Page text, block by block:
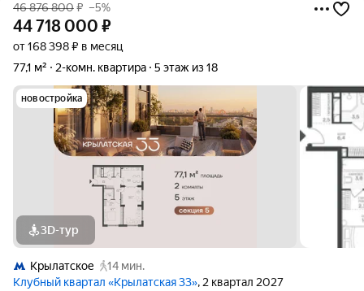
46 876 800₽ –5%
44 718 000 ₽
от 168 398 ₽ в месяц
77,1 м²
2-комн. квартира 5 этаж из 18
новостройка
3D-тур
Крылатское
14 мин.
Клубный квартал «Крылатская 33», 2 квартал 2027